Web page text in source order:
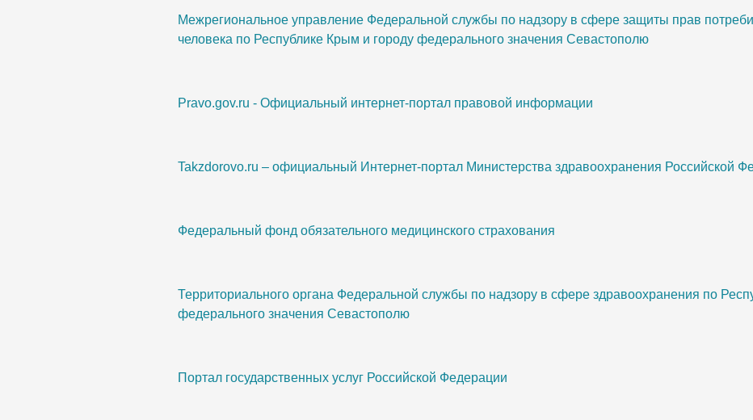
Межрегиональное управление Федеральной службы по надзору в сфере защиты прав
человека по Республике Крым и городу федерального значения Севастополю
Pravo.gov.ru - Официальный интернет-портал правовой информации
Takzdorovo.ru – официальный Интернет-портал Министерства здравоохранения Российской
Федеральный фонд обязательного медицинского страхования
Территориального органа Федеральной службы по надзору в сфере здравоохранения по
федерального значения Севастополю
Портал государственных услуг Российской Федерации